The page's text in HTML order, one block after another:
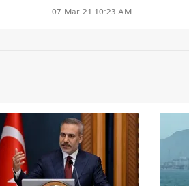
07-Mar-21 10:23 AM